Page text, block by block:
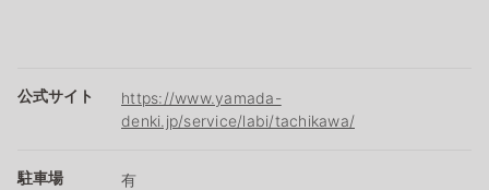
公式サイト
https://www.yamada-
denki.jp/service/labi/tachikawa/
駐車場 有